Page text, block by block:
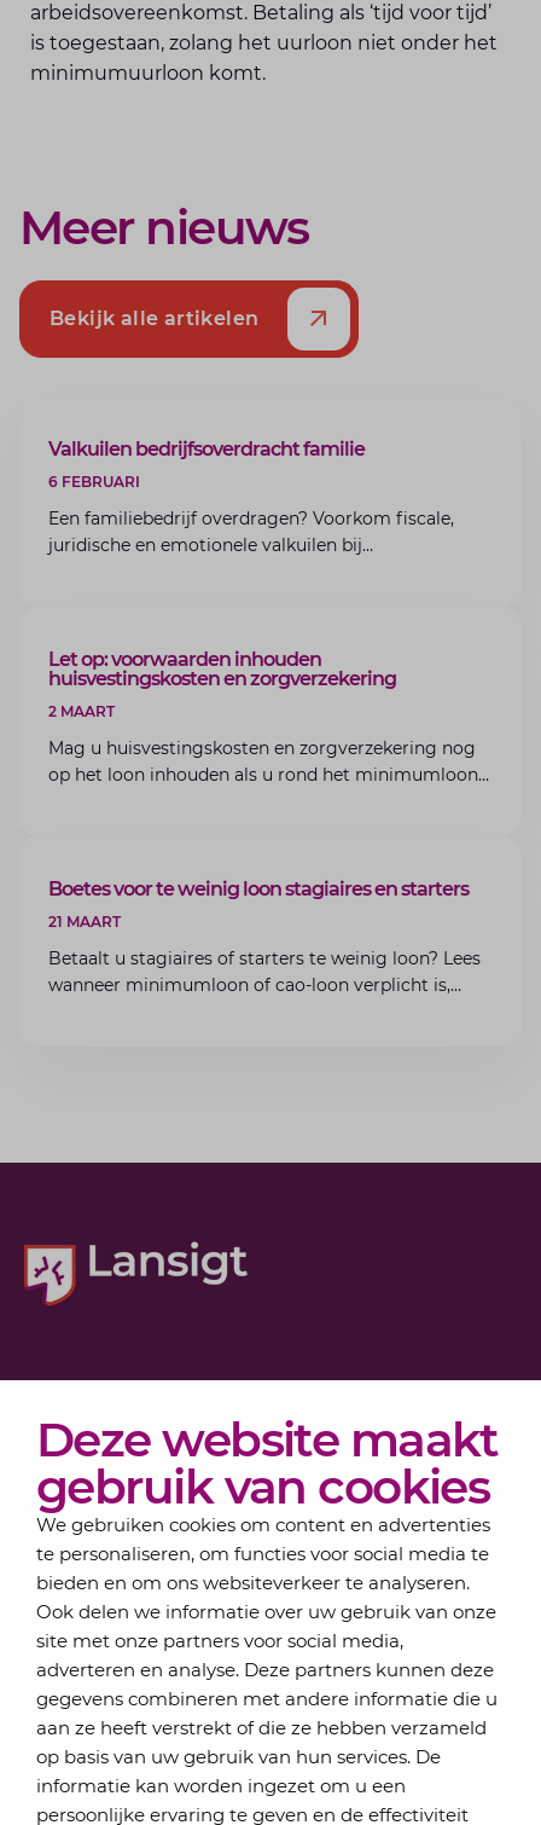
Deze website maakt
gebruik van cookies
We gebruiken cookies om content en advertenties
te personaliseren, om functies voor social media te
bieden en om ons websiteverkeer te analyseren.
Ook delen we informatie over uw gebruik van onze
site met onze partners voor social media,
adverteren en analyse. Deze partners kunnen deze
gegevens combineren met andere informatie die u
aan ze heeft verstrekt of die ze hebben verzameld
op basis van uw gebruik van hun services. De
informatie kan worden ingezet om u een
persoonlijke ervaring te geven en de effectiviteit
arbeidsovereenkomst. Betaling als ‘tijd voor tijd’
is toegestaan, zolang het uurloon niet onder het
minimumuurloon komt.
Meer nieuws
Bekijk alle artikelen
ARTIKEL
Valkuilen bedrijfsoverdracht familie
6 FEBRUARI
Een familiebedrijf overdragen? Voorkom fiscale,
juridische en emotionele valkuilen bij
ARTIKEL
Let op: voorwaarden inhouden
huisvestingskosten en zorgverzekering
2 MAART
Mag u huisvestingskosten en zorgverzekering nog
op het loon inhouden als u rond het minimumloon
ARTIKEL
Boetes voor te weinig loon stagiaires en starters
21 MAART
Betaalt u stagiaires of starters te weinig loon? Lees
wanneer minimumloon of cao-loon verplicht is,
Actueel
Over Lansigt
Contact
Schrijf je in voor onze nieuwsbrief
Elke maand bundelen de adviseurs van Lansigt in
de eSigt het nieuws.
Jouw emailadres